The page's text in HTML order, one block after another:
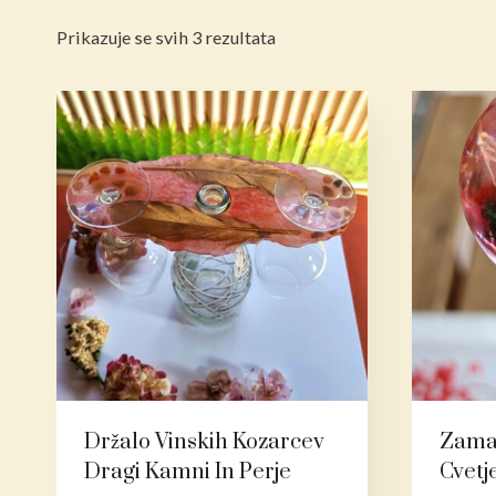
Prikazuje se svih 3 rezultataPoredano
najnovijem
Držalo Vinskih Kozarcev
Dragi Kamni In Perje